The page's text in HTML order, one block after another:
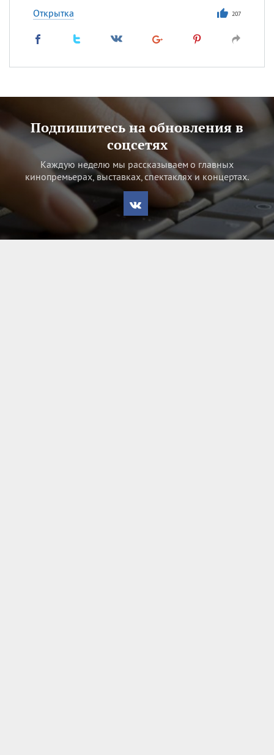
Открытка 207
Подпишитесь на обновления в
соцсетях
Каждую неделю мы рассказываем о главных
кинопремьерах, выставках, спектаклях и концертах.